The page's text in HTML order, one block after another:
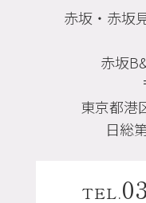
赤坂・赤坂
赤坂
東京都港
日総
TEL.